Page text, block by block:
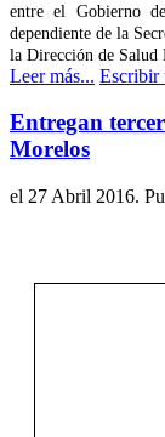
entre el Gobierno
dependiente de la
la Dirección de Salud
Leer más... Escribir
Entregan
Morelos
el 27 Abril 2016.